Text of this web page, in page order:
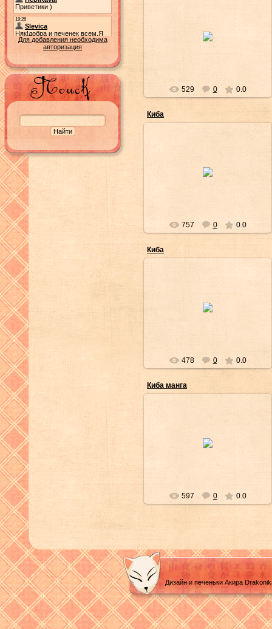
Для добавления необходима
авторизация
529 0 0.0
Киба
757 0 0.0
Киба
478 0 0.0
Киба манга
597 0 0.0
Дизайн и печеньки Акира